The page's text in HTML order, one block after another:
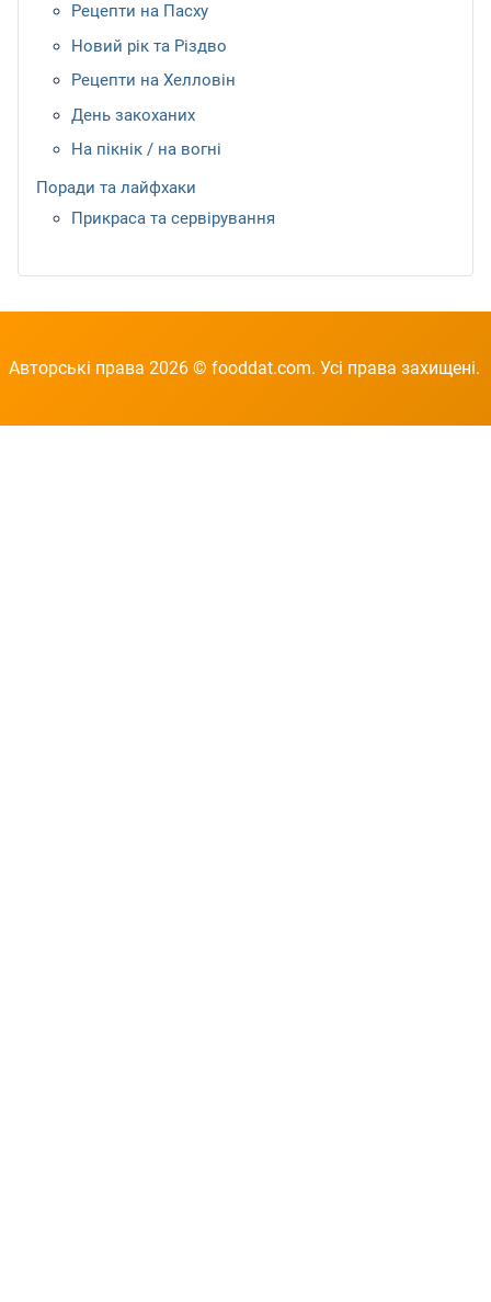
Рецепти на Пасху
Новий рік та Різдво
Рецепти на Хелловін
День закоханих
На пікнік / на вогні
Поради та лайфхаки
Прикраса та сервірування
Авторські права 2026 © fooddat.com. Усі права захищені.